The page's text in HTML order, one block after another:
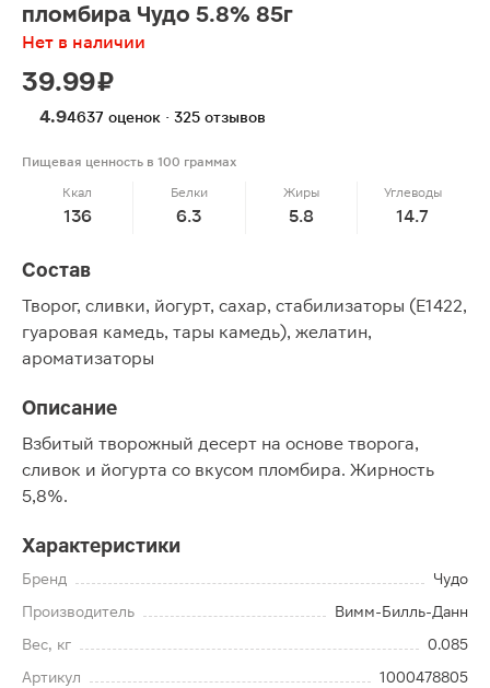
пломбира Чудо 5.8% 85г
Нет в наличии
39.99 ₽
4.94637 оценок · 325 отзывов
Пищевая ценность в 100 граммах
Ккал
136
Белки
6.3
Жиры
5.8
Углеводы
14.7
Состав
Творог, сливки, йогурт, сахар, стабилизаторы (E1422,
гуаровая камедь, тары камедь), желатин,
ароматизаторы
Описание
Взбитый творожный десерт на основе творога,
сливок и йогурта со вкусом пломбира. Жирность
5,8%.
Характеристики
Бренд
Чудо
Производитель
Вимм-Билль-Данн
Вес, кг
0.085
Артикул
1000478805